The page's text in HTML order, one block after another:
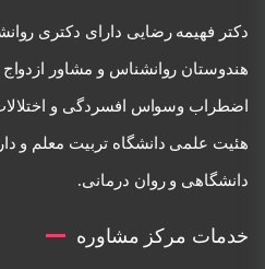
دكتر فهيمه رضايی دارای دكتری
هندوستان روانشناس و مشاور ازدواج
اضطراب وسواس افسردگی و
دانشگاهی و روان درمانی.
خدمات مرکز مشاوره